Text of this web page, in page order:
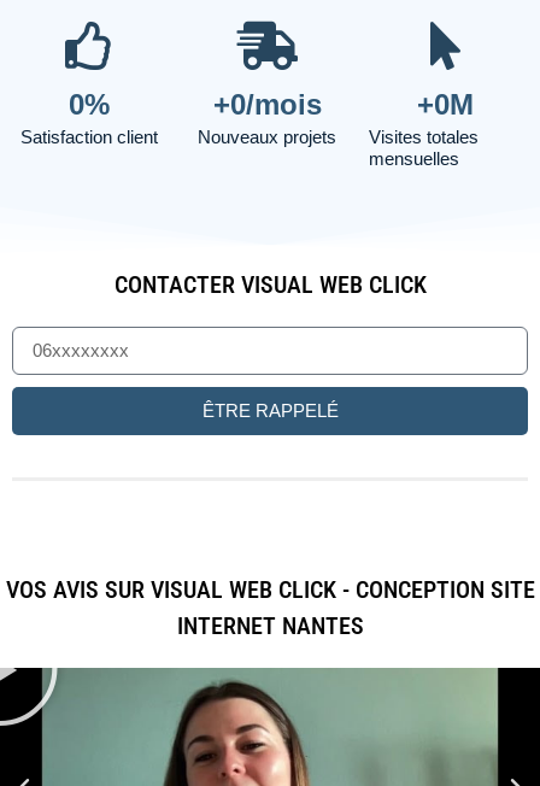
Satisfaction client
0%
Nouveaux projets
+0/mois
Visites totales
mensuelles
+0M
CONTACTER VISUAL WEB CLICK
ÊTRE RAPPELÉ
VOS AVIS SUR VISUAL WEB CLICK - CONCEPTION SITE
INTERNET NANTES